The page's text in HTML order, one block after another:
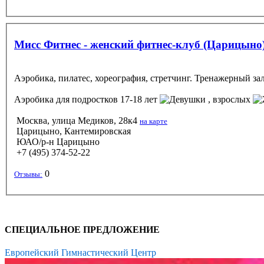
Мисс Фитнес - женский фитнес-клуб
Аэробика, пилатес, хореография, стретчинг. Тренажерный
Аэробика для подростков 17-18 лет , взрослых
Москва, улица Медиков, 28к4 на карте
Царицыно, Кантемировская
ЮАО/р-н Царицыно
+7 (495) 374-52-22
Отзывы: 0
СПЕЦИАЛЬНОЕ ПРЕДЛОЖЕНИЕ
Европейский Гимнастический Центр